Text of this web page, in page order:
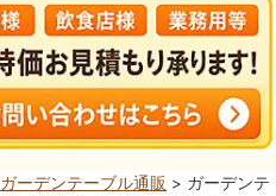
ガーデンテーブル通販 > ガーデンテ